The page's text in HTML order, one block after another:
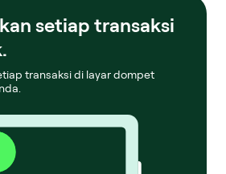
setiap transaksi
transaksi di layar dompet